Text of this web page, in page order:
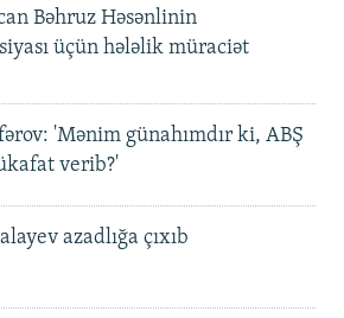
Bəhruz Həsənlinin
üçün hələlik müraciət
'Mənim günahımdır ki, ABŞ
verib?'
azadlığa çıxıb